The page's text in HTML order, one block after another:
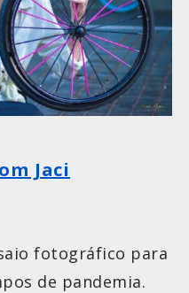
Jaci
fotográfico para
de pandemia.